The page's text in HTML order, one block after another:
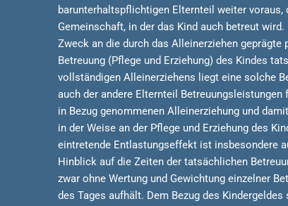
barunterhaltspflichtigen Elternteil weiter voraus,
Gemeinschaft, in der das Kind auch betreut
Zweck an die durch das Alleinerziehen
Betreuung (Pflege und Erziehung) des Kindes
vollständigen Alleinerziehens liegt eine solche
auch der andere Elternteil
in Bezug genommenen Alleinerziehung und
in der Weise an der Pflege und Erziehung des
eintretende Entlastungseffekt ist insbesondere
Hinblick auf die Zeiten der tatsächlichen
zwar ohne Wertung und Gewichtung einzelner
des Tages aufhält. Dem Bezug des